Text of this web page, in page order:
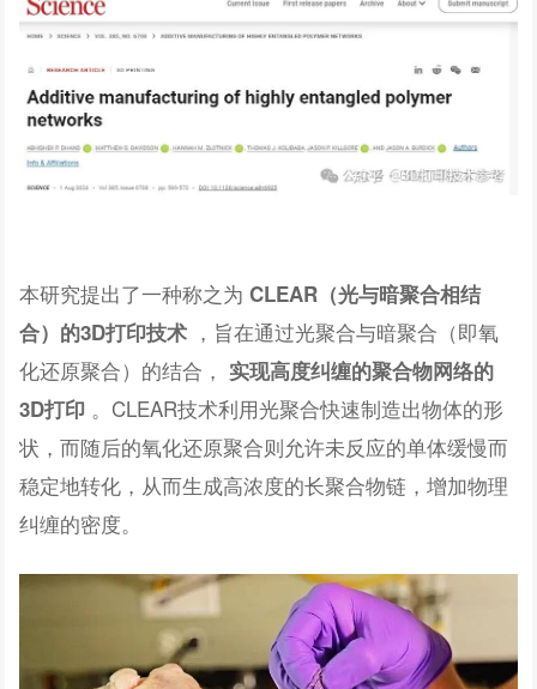
本研究提出了一种称之为 CLEAR（光与暗聚合相结
合）的3D打印技术 ，旨在通过光聚合与暗聚合（即氧
化还原聚合）的结合， 实现高度纠缠的聚合物网络的
3D打印 。CLEAR技术利用光聚合快速制造出物体的形
状，而随后的氧化还原聚合则允许未反应的单体缓慢而
稳定地转化，从而生成高浓度的长聚合物链，增加物理
纠缠的密度。